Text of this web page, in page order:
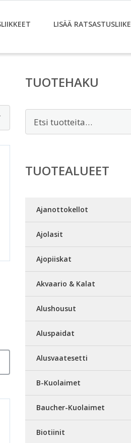
LISÄÄ RATSASTUSLIIKE
TUOTEHAKU
TUOTEALUEET
Ajanottokellot
Ajolasit
Ajopiiskat
Akvaario & Kalat
Alushousut
Aluspaidat
Alusvaatesetti
B-Kuolaimet
Baucher-Kuolaimet
Biotiinit